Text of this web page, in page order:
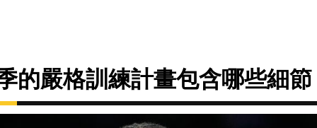
的嚴格訓練計畫包含哪些細節